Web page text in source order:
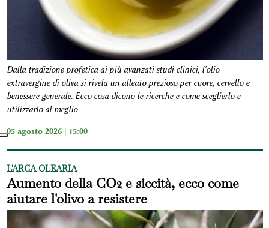
Dalla tradizione profetica ai più avanzati studi clinici, l'olio
extravergine di oliva si rivela un alleato prezioso per cuore, cervello e
benessere generale. Ecco cosa dicono le ricerche e come sceglierlo e
utilizzarlo al meglio
05 agosto 2026 | 15:00
L'ARCA OLEARIA
Aumento della CO2 e siccità, ecco come
aiutare l'olivo a resistere